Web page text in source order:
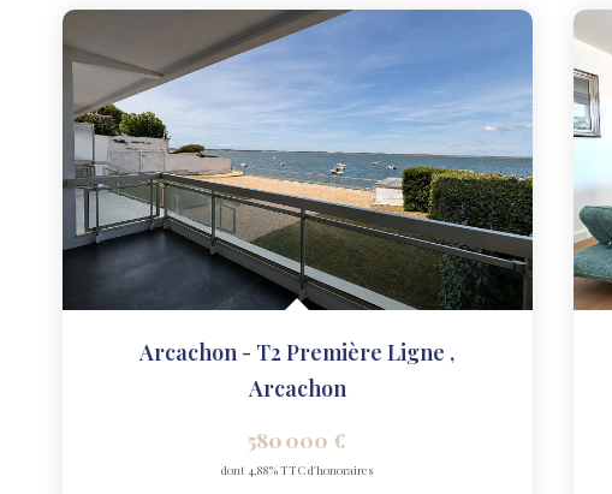
Arcachon - T2 Première Ligne ,
Arcachon
580 000 €
dont 4,88% TTC d'honoraires